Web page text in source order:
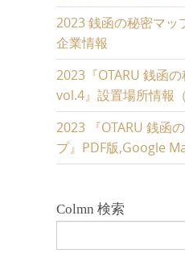
2023 銭函の秘密マッ
企業情報
2023『OTARU 銭函
vol.4』設置場所情報
2023 『OTARU 銭函
プ』PDF版,Google
Colmn 検索